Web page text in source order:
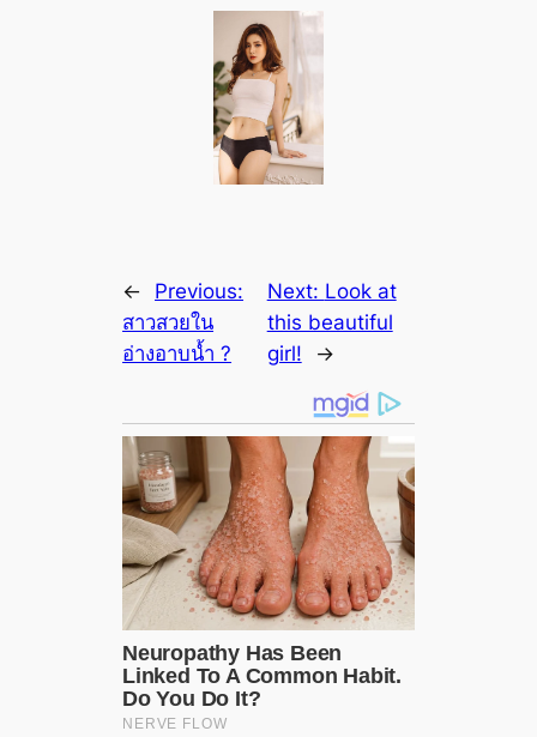
←
Previous:
สาวสวยใน
อ่างอาบน้ำ ?
Next: Look at
this beautiful
girl!
→